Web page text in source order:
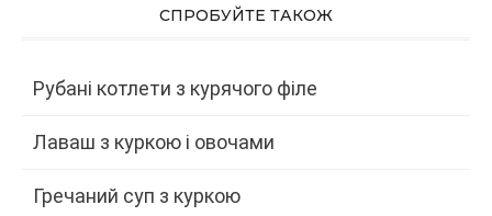
СПРОБУЙТЕ ТАКОЖ
Рубані котлети з курячого філе
Лаваш з куркою і овочами
Гречаний суп з куркою